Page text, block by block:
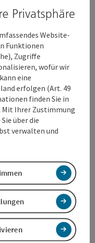
zu günstigen
bares Geld,
Saugroboter oder
attraktiven
mit einem
Privatsphäre
Website-
Funktionen
Zugriffe
wofür wir
eine
erfolgen (Art. 49
finden Sie in
Mit Ihrer Zustimmung
über die
verwalten und